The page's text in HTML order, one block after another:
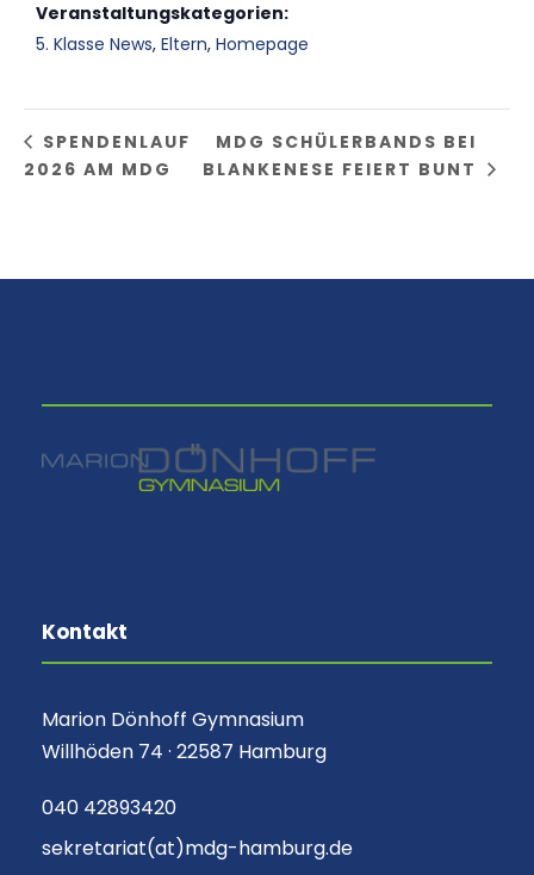
Veranstaltungskategorien:
5. Klasse News, Eltern, Homepage
SPENDENLAUF
2026 AM MDG
MDG SCHÜLERBANDS BEI
BLANKENESE FEIERT BUNT
Kontakt
Marion Dönhoff Gymnasium
Willhöden 74 · 22587 Hamburg
040 42893420
sekretariat(at)mdg-hamburg.de